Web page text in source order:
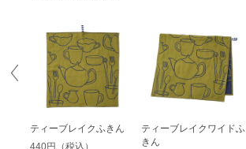
ティーブレイクふきん
440円（税込）
ティーブレイクワイドふ
きん